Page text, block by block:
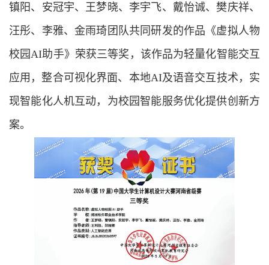
镇阳、安冠宇、王梦晓、李宇飞、戴怡诚、樊庆祥、
汪彤、李雅、金雨琦团队共同研发的作品《虚拟人物
校园AI助手》荣获三等奖，该作品为轻量化智能交互
应用，整合可视化界面、本地AI及语音交互技术，实
现智能化人机互动，为校园智能服务优化提供创新方
案。